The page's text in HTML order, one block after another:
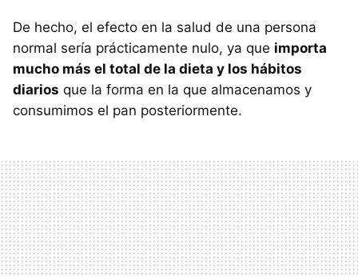
De hecho, el efecto en la salud de una persona
normal sería prácticamente nulo, ya que importa
mucho más el total de la dieta y los hábitos
diarios que la forma en la que almacenamos y
consumimos el pan posteriormente.